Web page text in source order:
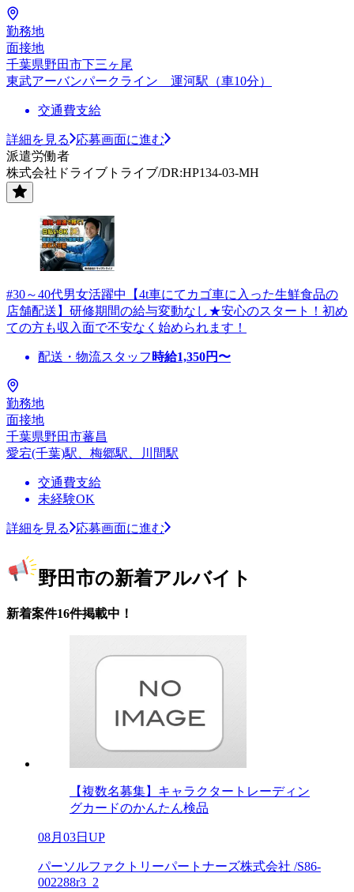
勤務地
面接地
千葉県野田市下三ヶ尾
東武アーバンパークライン 運河駅（車10分）
交通費支給
詳細を見る
応募画面に進む
派遣労働者
株式会社ドライブトライブ/DR:HP134-03-MH
#30～40代男女活躍中【4t車にてカゴ車に入った生鮮食品の
店舗配送】研修期間の給与変動なし★安心のスタート！初め
ての方も収入面で不安なく始められます！
配送・物流スタッフ 時給1,350円〜
勤務地
面接地
千葉県野田市蕃昌
愛宕(千葉)駅、梅郷駅、川間駅
交通費支給
未経験OK
詳細を見る 応募画面に進む
野田市の新着アルバイト
新着案件16件掲載中！
【複数名募集】キャラクタートレーディン
グカードのかんたん検品
08月03日UP
パーソルファクトリーパートナーズ株式会社 /S86-
002288r3_2